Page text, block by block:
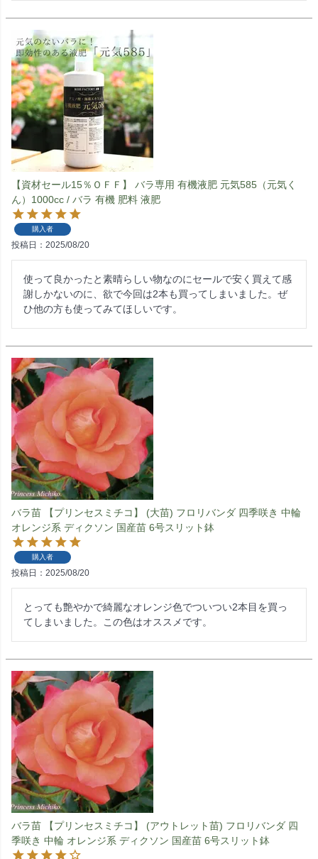
【資材セール15％ＯＦＦ】 バラ専用 有機液肥 元気585（元気く
ん）1000cc / バラ 有機 肥料 液肥
購入者
投稿日 2025/08/20
使って良かったと素晴らしい物なのにセールで安く買えて感
謝しかないのに、欲で今回は2本も買ってしまいました。ぜ
ひ他の方も使ってみてほしいです。
バラ苗 【プリンセスミチコ】 (大苗) フロリバンダ 四季咲き 中輪
オレンジ系 ディクソン 国産苗 6号スリット鉢
購入者
投稿日 2025/08/20
とっても艶やかで綺麗なオレンジ色でついつい2本目を買っ
てしまいました。この色はオススメです。
バラ苗 【プリンセスミチコ】 (アウトレット苗) フロリバンダ 四
季咲き 中輪 オレンジ系 ディクソン 国産苗 6号スリット鉢